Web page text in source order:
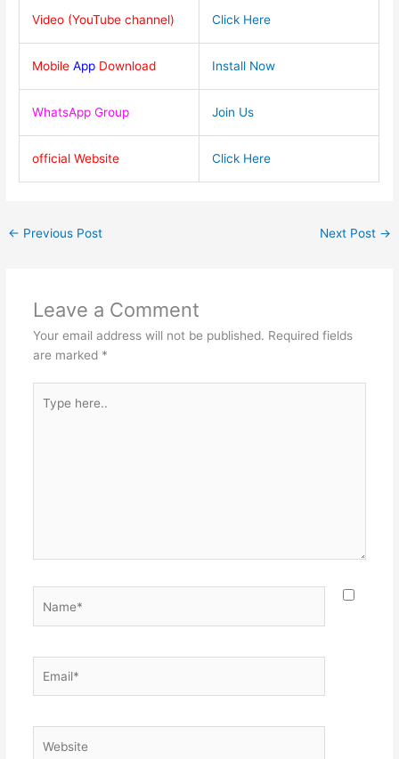
Video (YouTube channel) Click Here
Mobile AppDownload Install Now
WhatsApp Group Join Us
official Website Click Here
← Previous Post Next Post →
Leave a Comment
Your email address will not be published. Required fields
are marked *
here..